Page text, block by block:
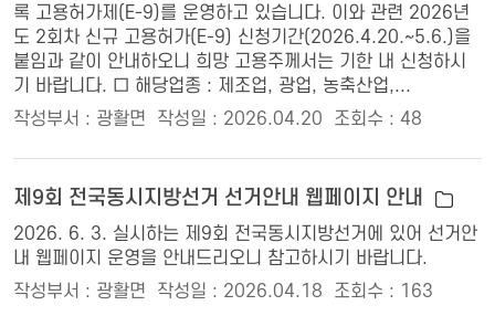
록 고용허가제(E-9)를 운영하고 있습니다. 이와 관련 2026년
도 2회차 신규 고용허가(E-9) 신청기간(2026.4.20.~5.6.)을
붙임과 같이 안내하오니 희망 고용주께서는 기한 내 신청하시
기 바랍니다. □ 해당업종 : 제조업, 광업, 농축산업,...
작성부서 : 광활면
작성일 : 2026.04.20 조회수 : 48
제9회 전국동시지방선거 선거안내 웹페이지 안내
2026. 6. 3. 실시하는 제9회 전국동시지방선거에 있어 선거안
내 웹페이지 운영을 안내드리오니 참고하시기 바랍니다.
작성부서 : 광활면
작성일 : 2026.04.18 조회수 : 163